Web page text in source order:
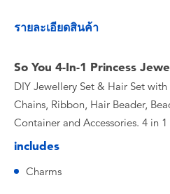
รายละเอียดสินค้า
So You 4-In-1 Princess
DIY Jewellery Set & Hair Set
Chains, Ribbon, Hair Beader,
Container and Accessories. 4 in
includes
Charms